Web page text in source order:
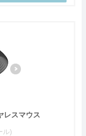
レスマウス
ル)